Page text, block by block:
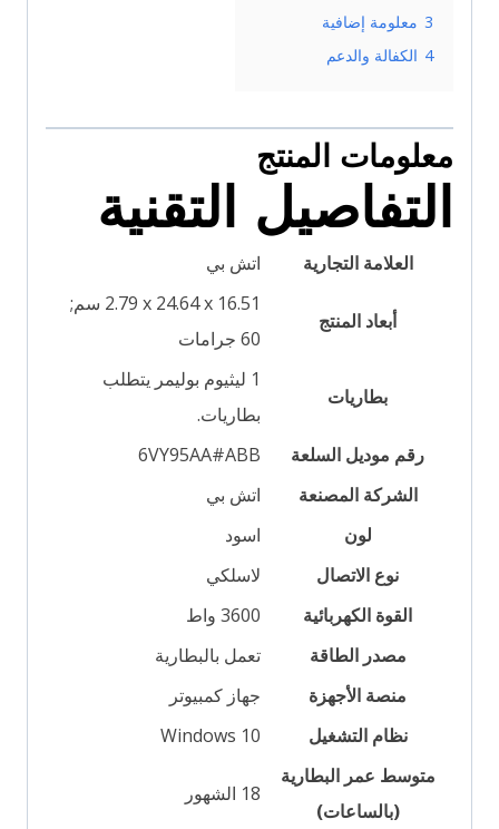
3 معلومة إضافية
4 الكفالة والدعم
معلومات المنتج
التفاصيل التقنية
العلامة التجارية
أبعاد المنتج
‎2.79 x 24.64 x 16.51 سم;
60 جرامات
بطاريات
‎1 ليثيوم بوليمر يتطلب
بطاريات.
رقم موديل السلعة
‎6VY95AA#ABB
الشركة المصنعة
لون
نوع الاتصال
القوة الكهربائية
‎3600 واط
مصدر الطاقة
منصة الأجهزة
نظام التشغيل
‎Windows 10
متوسط عمر البطارية
(بالساعات)
‎18 الشهور